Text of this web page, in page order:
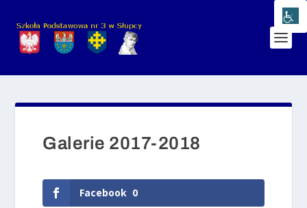
Galerie 2017-2018
Facebook 0